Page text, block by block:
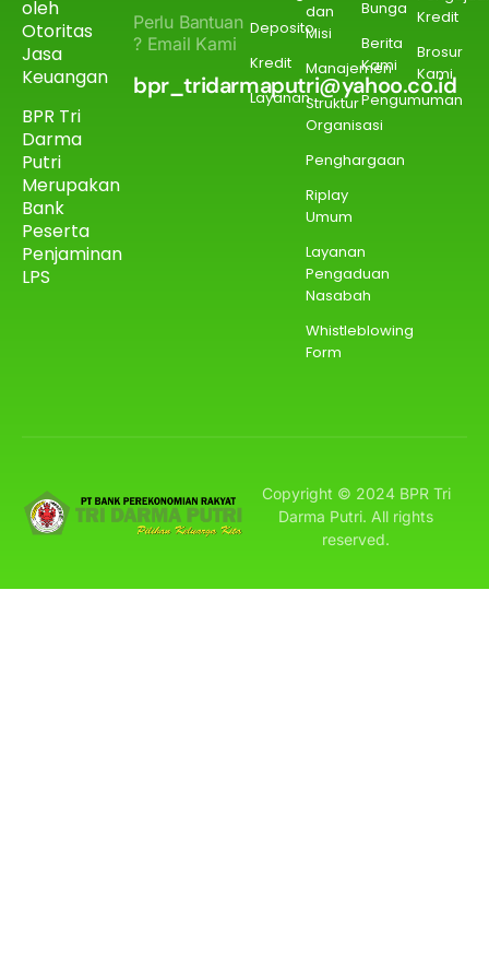
oleh
Otoritas
Jasa
Keuangan
BPR Tri
Darma
Putri
Merupakan
Bank
Peserta
Penjaminan
LPS
Perlu Bantuan
? Email Kami
bpr_tridarmaputri@yahoo.co.id
Deposito
Kredit
Layanan
dan
Misi
Manajemen
Struktur
Organisasi
Penghargaan
Riplay
Umum
Layanan
Pengaduan
Nasabah
Whistleblowing
Form
Bunga
Berita
Kami
Pengumuman
Kredit
Brosur
Kami
Copyright © 2024 BPR Tri
Darma Putri. All rights
reserved.